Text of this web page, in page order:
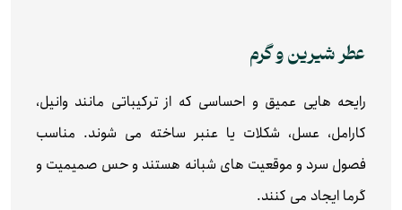
عطر شیرین و گرم
رایحه‌ هایی عمیق و احساسی که از ترکیباتی مانند وانیل،
کارامل، عسل، شکلات یا عنبر ساخته می‌ شوند. مناسب
فصول سرد و موقعیت‌ های شبانه هستند و حس صمیمیت و
گرما ایجاد می‌ کنند.